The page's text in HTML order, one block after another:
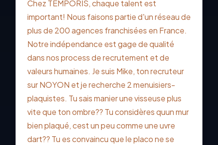
Chez TEMPORIS, chaque talent est
important! Nous faisons partie d'un réseau de
plus de 200 agences franchisées en France.
Notre indépendance est gage de qualité
dans nos process de recrutement et de
valeurs humaines. Je suis Mike, ton recruteur
sur NOYON et je recherche 2 menuisiers-
plaquistes. Tu sais manier une visseuse plus
vite que ton ombre?? Tu considères quun mur
bien plaqué, cest un peu comme une uvre
dart?? Tu es convaincu que le placo ne se